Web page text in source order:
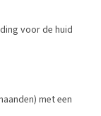
voor de huid
met een